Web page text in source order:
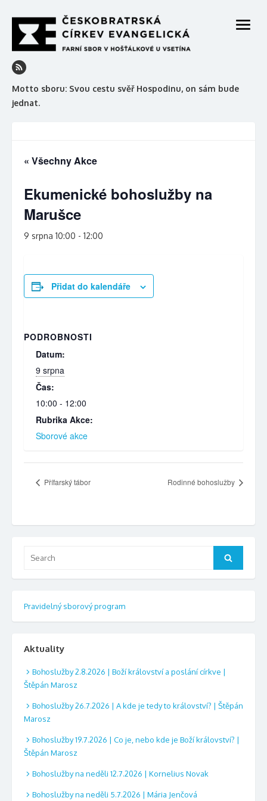
to
content
Motto sboru: Svou cestu svěř Hospodinu, on sám bude
jednat.
open
« Všechny Akce
Ekumenické bohoslužby na
Marušce
9 srpna 10:00 - 12:00
Přidat do kalendáře
PODROBNOSTI
Datum:
9 srpna
Čas:
10:00 - 12:00
Rubrika Akce:
Sborové akce
Přífarský tábor Rodinné bohoslužby
Search
Pravidelný sborový program
Aktuality
Bohoslužby 2.8.2026 | Boží království a poslání církve |
Štěpán Marosz
Bohoslužby 26.7.2026 | A kde je tedy to království? | Štěpán
Marosz
Bohoslužby 19.7.2026 | Co je, nebo kde je Boží království? |
Štěpán Marosz
Bohoslužby na neděli 12.7.2026 | Kornelius Novak
Bohoslužby na neděli 5.7.2026 | Mária Jenčová